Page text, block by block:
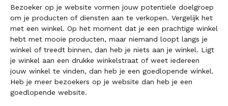
Bezoeker op je website vormen jouw potentiële doelgroep
om je producten of diensten aan te verkopen. Vergelijk het
met een winkel. Op het moment dat je een prachtige winkel
hebt met mooie producten, maar niemand loopt langs je
winkel of treedt binnen, dan heb je niets aan je winkel. Ligt
je winkel aan een drukke winkelstraat of weet iedereen
jouw winkel te vinden, dan heb je een goedlopende winkel.
Heb je meer bezoekers op je website dan heb je een
goedlopende website.